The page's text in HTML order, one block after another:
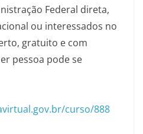
Federal direta,
ou interessados no
gratuito e com
pessoa pode se
curso/888